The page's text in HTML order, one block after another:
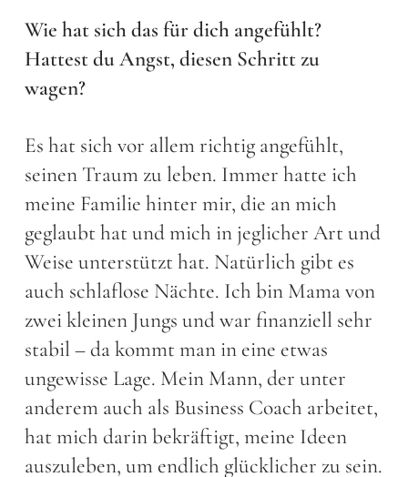
Wie hat sich das für dich angefühlt?
Hattest du Angst, diesen Schritt zu
wagen?
Es hat sich vor allem richtig angefühlt,
seinen Traum zu leben. Immer hatte ich
meine Familie hinter mir, die an mich
geglaubt hat und mich in jeglicher Art und
Weise unterstützt hat. Natürlich gibt es
auch schlaflose Nächte. Ich bin Mama von
zwei kleinen Jungs und war finanziell sehr
stabil – da kommt man in eine etwas
ungewisse Lage. Mein Mann, der unter
anderem auch als Business Coach arbeitet,
hat mich darin bekräftigt, meine Ideen
auszuleben, um endlich glücklicher zu sein.